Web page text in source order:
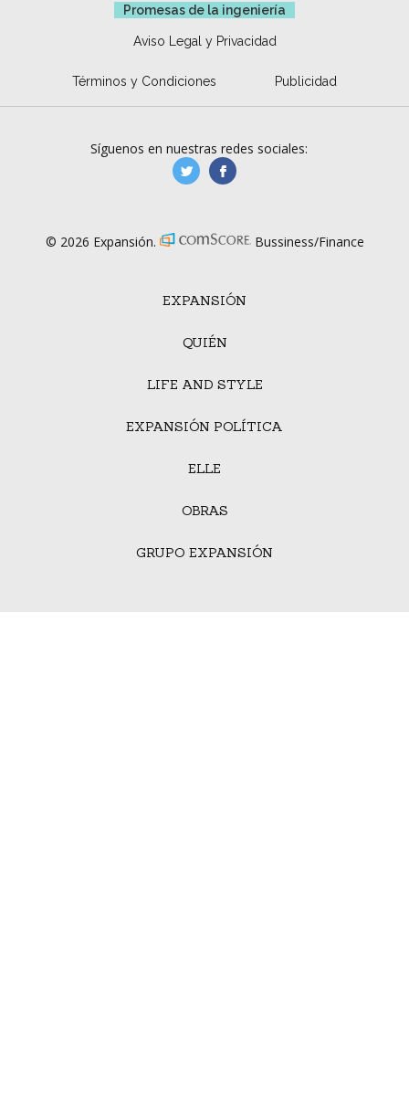
Promesas de la ingeniería
Aviso Legal y Privacidad
Términos y Condiciones Publicidad
EXPANSIÓN
QUIÉN
LIFE AND STYLE
EXPANSIÓN POLÍTICA
ELLE
OBRAS
GRUPO EXPANSIÓN
Síguenos en nuestras redes sociales:
manufacturaGE
© 2026 Expansión. Bussiness/Finance